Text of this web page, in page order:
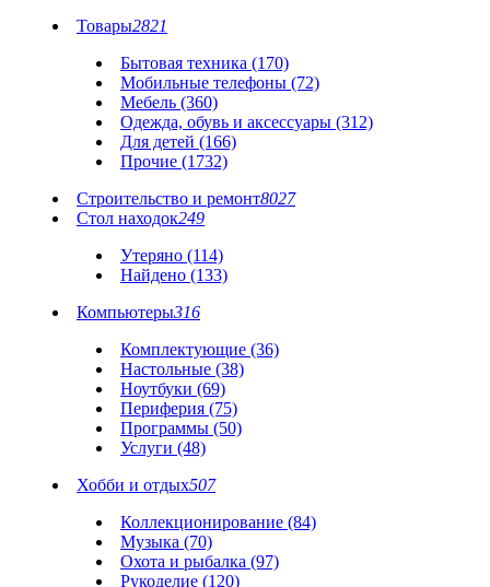
Товары2821
Бытовая техника (170)
Мобильные телефоны (72)
Мебель (360)
Одежда, обувь и аксессуары (312)
Для детей (166)
Прочие (1732)
Строительство и ремонт8027
Стол находок249
Утеряно (114)
Найдено (133)
Компьютеры316
Комплектующие (36)
Настольные (38)
Ноутбуки (69)
Периферия (75)
Программы (50)
Услуги (48)
Хобби и отдых507
Коллекционирование (84)
Музыка (70)
Охота и рыбалка (97)
Рукоделие (120)